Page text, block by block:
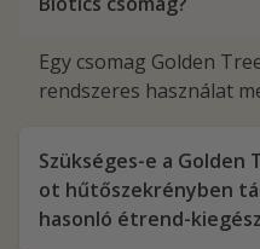
Egy csomag Golden
rendszeres használat
Szükséges-e a Golden
ot hűtőszekrényben
hasonló étrend-